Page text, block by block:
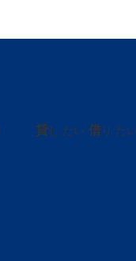
貸し たい 借り たい